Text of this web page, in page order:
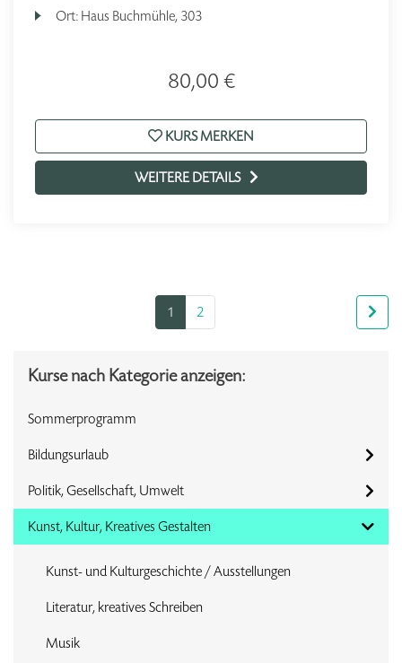
Ort: Haus Buchmühle, 303
80,00 €
KURS MERKEN
WEITERE DETAILS
1 2
Kurse nach Kategorie anzeigen:
Sommerprogramm
Bildungsurlaub
Politik, Gesellschaft, Umwelt
Kunst, Kultur, Kreatives Gestalten
Kunst- und Kulturgeschichte / Ausstellungen
Literatur, kreatives Schreiben
Musik